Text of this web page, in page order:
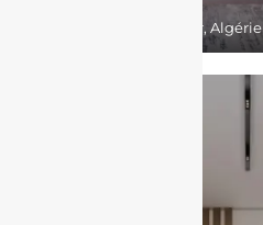
Belgaid, Bir El Djir, Algérie